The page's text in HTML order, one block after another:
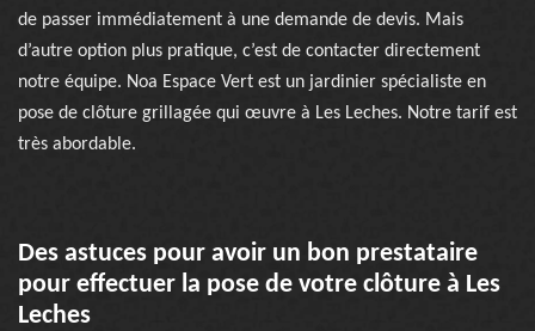
de passer immédiatement à une demande de devis. Mais
d’autre option plus pratique, c’est de contacter directement
notre équipe. Noa Espace Vert est un jardinier spécialiste en
pose de clôture grillagée qui œuvre à Les Leches. Notre tarif est
très abordable.
Des astuces pour avoir un bon prestataire
pour effectuer la pose de votre clôture à Les
Leches